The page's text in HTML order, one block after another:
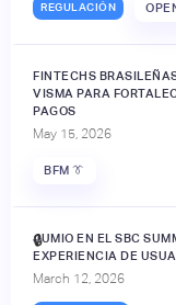
REGULACIÓN
FINTECHS
VISMA PARA
PAGOS
May 15, 2026
BFM 👔
JUMIO EN EL SBC
EXPERIENCIA DE
March 12, 2026
🔒